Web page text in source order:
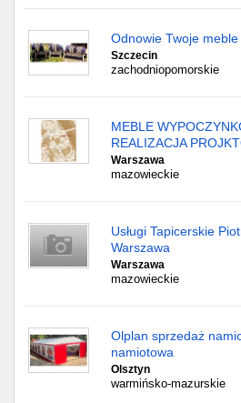
Odnowie Twoje meble
Szczecin
zachodniopomorskie
MEBLE
REALIZACJA
Warszawa
mazowieckie
Usługi Tapicerskie
Warszawa
Warszawa
mazowieckie
Olplan sprzedaż
namiotowa
Olsztyn
warmińsko-mazurskie